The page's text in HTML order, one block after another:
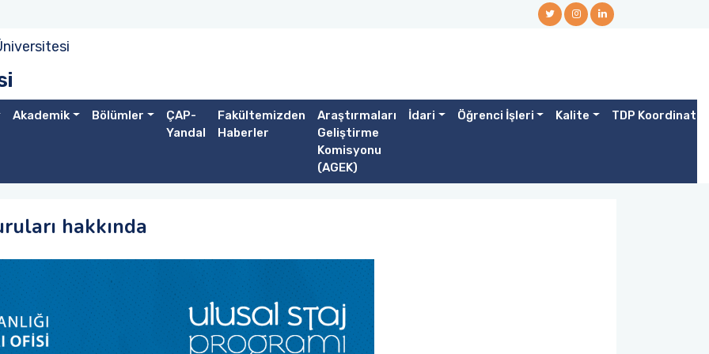
Akademik Bölümler
ÇAP-
Yandal
Fakültemizden
Haberler
Araştırmaları
Geliştirme
Komisyonu
(AGEK)
İdari Öğrenci İşleri Kalite TDP
hakkında